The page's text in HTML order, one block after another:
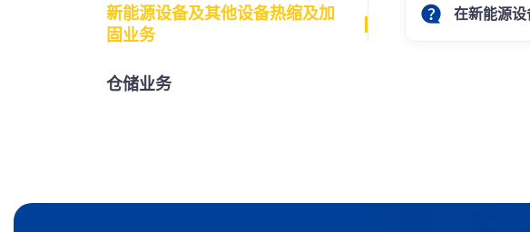
新能源设备及其他设备热缩及加
固业务
仓储业务
在新能源